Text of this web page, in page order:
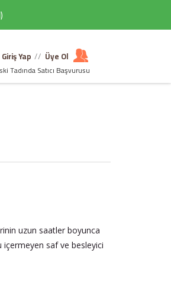
Giriş Yap // Üye Ol
Tadında Satıcı Başvurusu
uzun saatler boyunca
içermeyen saf ve besleyici